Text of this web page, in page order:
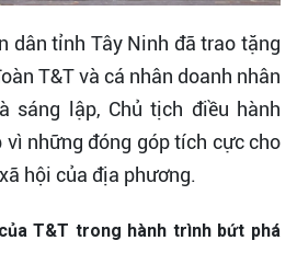
dân tỉnh Tây Ninh đã trao tặng
T&T và cá nhân doanh nhân
sáng lập, Chủ tịch điều hành
vì những đóng góp tích cực cho
hội của địa phương.
T&T trong hành trình bứt phá